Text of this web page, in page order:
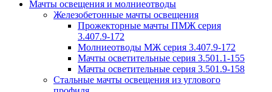
Мачты освещения и молниеотводы
Железобетонные мачты освещения
Прожекторные мачты ПМЖ серия
3.407.9-172
Молниеотводы МЖ серия 3.407.9-172
Мачты осветительные серия 3.501.1-155
Мачты осветительные серия 3.501.9-158
Стальные мачты освещения из углового